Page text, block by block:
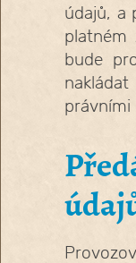
údajů, a
platném
bude
právními